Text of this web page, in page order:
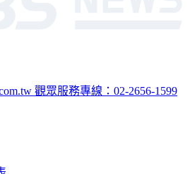
觀眾服務專線：02-2656-1599